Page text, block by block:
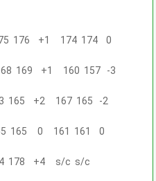
176 +1 174 174 0
169 +1 160 157 -3
+2 167 165 -2
165 0 161 161 0
+4 s/c s/c